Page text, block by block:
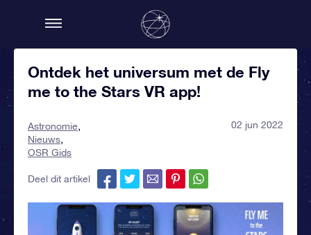
Ontdek het universum met de Fly
me to the Stars VR app!
Astronomie
Nieuws
OSR Gids
02 jun 2022
Deel dit artikel